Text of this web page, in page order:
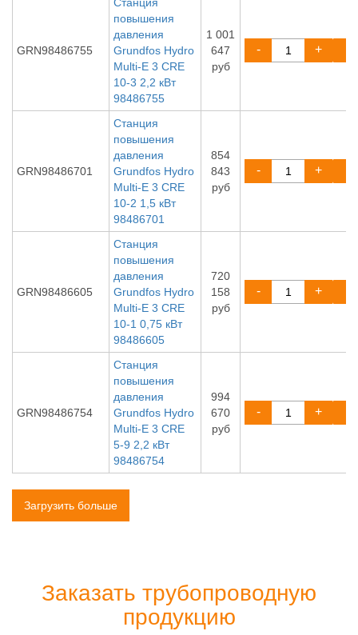
GRN98486755
повышения
давления
Grundfos Hydro
Multi-E 3 CRE
10-3 2,2 кВт
98486755
1 001
647
руб
- +
GRN98486701
Станция
повышения
давления
Grundfos Hydro
Multi-E 3 CRE
10-2 1,5 кВт
98486701
854
843
руб
- +
GRN98486605
Станция
повышения
давления
Grundfos Hydro
Multi-E 3 CRE
10-1 0,75 кВт
98486605
720
158
руб
- +
GRN98486754
Станция
повышения
давления
Grundfos Hydro
Multi-E 3 CRE
5-9 2,2 кВт
98486754
994
670
руб
- +
Загрузить больше
Заказать трубопроводную
продукцию